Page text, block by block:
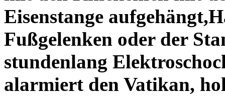
Eisenstange
Fußgelenken oder der
stundenlang
alarmiert den Vatikan,